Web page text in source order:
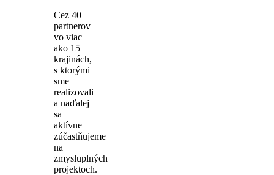
Cez 40
partnerov
vo viac
ako 15
krajinách,
s ktorými
sme
realizovali
a naďalej
sa
aktívne
zúčastňujeme
na
zmysluplných
projektoch.